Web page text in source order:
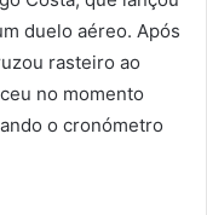
duelo aéreo. Após
rasteiro ao
no momento
o cronómetro